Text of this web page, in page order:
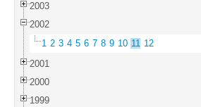
2003
2002
1 2 3 4 5 6 7 8 9 10 11 12
2001
2000
1999